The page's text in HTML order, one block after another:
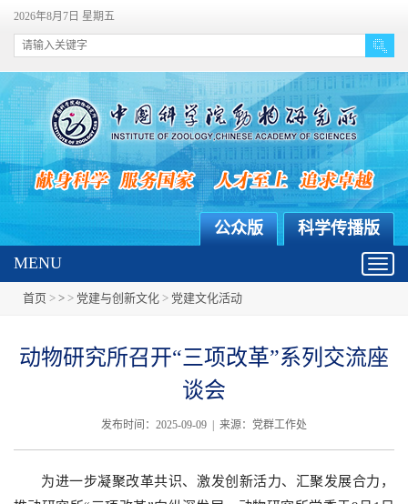
2026年8月7日 星期五
科学传播版
公众版
MENU
首页 > > > 党建与创新文化 > 党建文化活动
动物研究所召开“三项改革”系列交流座
谈会
发布时间：2025-09-09 | 来源：党群工作处
为进一步凝聚改革共识、激发创新活力、汇聚发展合力，